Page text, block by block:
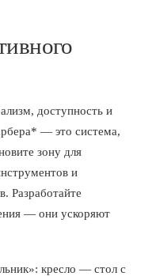
доступность и
— это система,
зону для
и
Разработайте
— они ускоряют
кресло — стол с